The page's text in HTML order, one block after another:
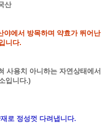
산
에서 방목하며 약효가 뛰어난
니다.
사용치 아니하는 자연상태에서
입니다.)
로 정성껏 다려냅니다.